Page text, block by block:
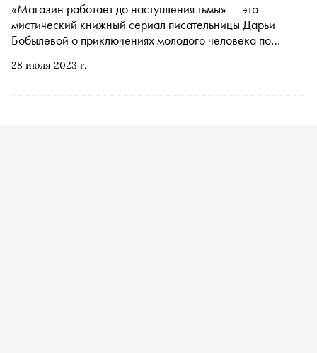
28 июля 2023 г.
«Магазин работает до наступления тьмы» — это
мистический книжный сериал писательницы Дарьи
Бобылевой о приключениях молодого человека по
сезон. «Сноб» публикует отрывок